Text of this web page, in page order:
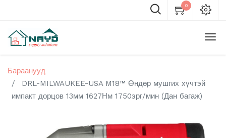
0
Бараанууд
DRL-MILWAUKEE-USA M18™ Өндөр мушгих хүчтэй
импакт дорцов 13мм 1627Нм 1750эрг/мин (Дан багаж)